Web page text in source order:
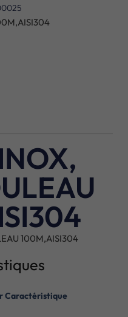
100M,AISI304
Caractéristique